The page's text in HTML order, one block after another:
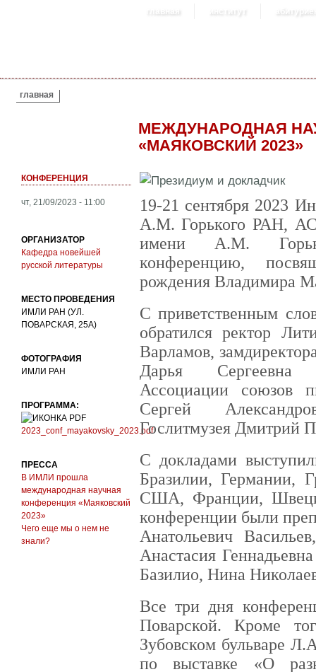
главная институт
ВЫ ЗДЕСЬ
главная
МЕЖДУНАРОДНАЯ
«МАЯКОВСКИЙ 2023»
КОНФЕРЕНЦИЯ
чт, 21/09/2023 - 11:00
ОРГАНИЗАТОР
Кафедра новейшей
русской литературы
МЕСТО ПРОВЕДЕНИЯ
ИМЛИ РАН (УЛ.
ПОВАРСКАЯ, 25А)
ФОТОГРАФИЯ
ИМЛИ РАН
ПРОГРАММА:
2023_conf_mayakovsky_2023.pdf
ПРЕССА
В ИМЛИ прошла
международная научная
конференция «Маяковский
2023»
Чего еще мы о нем не
знали?
19-21 сентября 2023
А.М. Горького РАН,
имени А.М.
конференцию,
рождения Владимира
С приветственным
обратился ректор
Варламов,
Дарья Сергеевна
Ассоциации союзов
Сергей
Гослитмузея Дмитрий
С докладами
Бразилии, Германии,
США, Франции,
конференции были
Анатольевич
Анастасия
Базилио, Нина
Все три дня
Поварской. Кроме
Зубовском бульваре
по выставке «О